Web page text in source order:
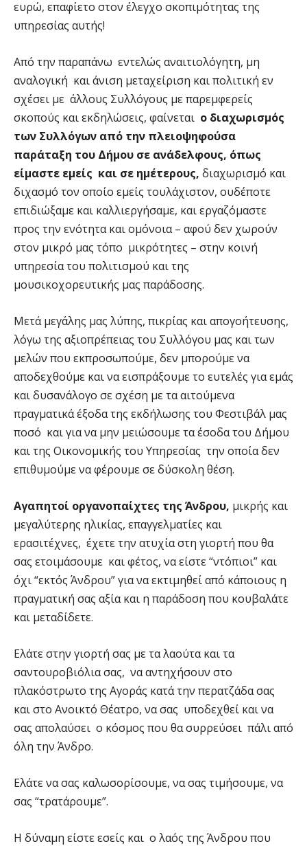
ευρώ, επαφίετο στον έλεγχο σκοπιμότητας της
υπηρεσίας αυτής!
Από την παραπάνω εντελώς αναιτιολόγητη, μη
αναλογική και άνιση μεταχείριση και πολιτική εν
σχέσει με άλλους Συλλόγους με παρεμφερείς
σκοπούς και εκδηλώσεις, φαίνεται ο διαχωρισμός
των Συλλόγων από την πλειοψηφούσα
παράταξη του Δήμου σε ανάδελφους, όπως
είμαστε εμείς και σε ημέτερους, διαχωρισμό και
διχασμό τον οποίο εμείς τουλάχιστον, ουδέποτε
επιδιώξαμε και καλλιεργήσαμε, και εργαζόμαστε
προς την ενότητα και ομόνοια – αφού δεν χωρούν
στον μικρό μας τόπο μικρότητες – στην κοινή
υπηρεσία του πολιτισμού και της
μουσικοχορευτικής μας παράδοσης.
Μετά μεγάλης μας λύπης, πικρίας και απογοήτευσης,
λόγω της αξιοπρέπειας του Συλλόγου μας και των
μελών που εκπροσωπούμε, δεν μπορούμε να
αποδεχθούμε και να εισπράξουμε το ευτελές για εμάς
και δυσανάλογο σε σχέση με τα αιτούμενα
πραγματικά έξοδα της εκδήλωσης του Φεστιβάλ μας
ποσό και για να μην μειώσουμε τα έσοδα του Δήμου
και της Οικονομικής του Υπηρεσίας την οποία δεν
επιθυμούμε να φέρουμε σε δύσκολη θέση.
Αγαπητοί οργανοπαίχτες της Άνδρου, μικρής και
μεγαλύτερης ηλικίας, επαγγελματίες και
ερασιτέχνες, έχετε την ατυχία στη γιορτή που θα
σας ετοιμάσουμε και φέτος, να είστε “ντόπιοι” και
όχι “εκτός Άνδρου” για να εκτιμηθεί από κάποιους η
πραγματική σας αξία και η παράδοση που κουβαλάτε
και μεταδίδετε.
Ελάτε στην γιορτή σας με τα λαούτα και τα
σαντουροβιόλια σας, να αντηχήσουν στο
πλακόστρωτο της Αγοράς κατά την περατζάδα σας
και στο Ανοικτό Θέατρο, να σας υποδεχθεί και να
σας απολαύσει ο κόσμος που θα συρρεύσει πάλι από
όλη την Άνδρο.
Ελάτε να σας καλωσορίσουμε, να σας τιμήσουμε, να
σας “τρατάρουμε”.
Η δύναμη είστε εσείς και ο λαός της Άνδρου που